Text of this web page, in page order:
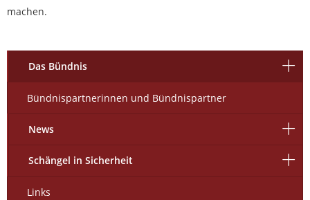
machen.
Das Bündnis
Bündnispartnerinnen und Bündnispartner
News
Schängel in Sicherheit
Links